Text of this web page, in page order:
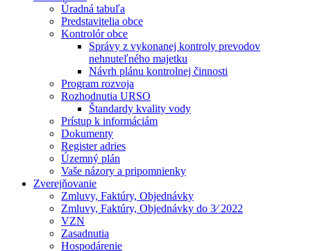
Úradná tabuľa
Predstavitelia obce
Kontrolór obce
Správy z vykonanej kontroly prevodov
nehnuteľného majetku
Návrh plánu kontrolnej činnosti
Program rozvoja
Rozhodnutia URSO
Štandardy kvality vody
Prístup k informáciám
Dokumenty
Register adries
Územný plán
Vaše názory a pripomnienky
Zverejňovanie
Zmluvy, Faktúry, Objednávky
Zmluvy, Faktúry, Objednávky do 3⁄ 2022
VZN
Zasadnutia
Hospodárenie